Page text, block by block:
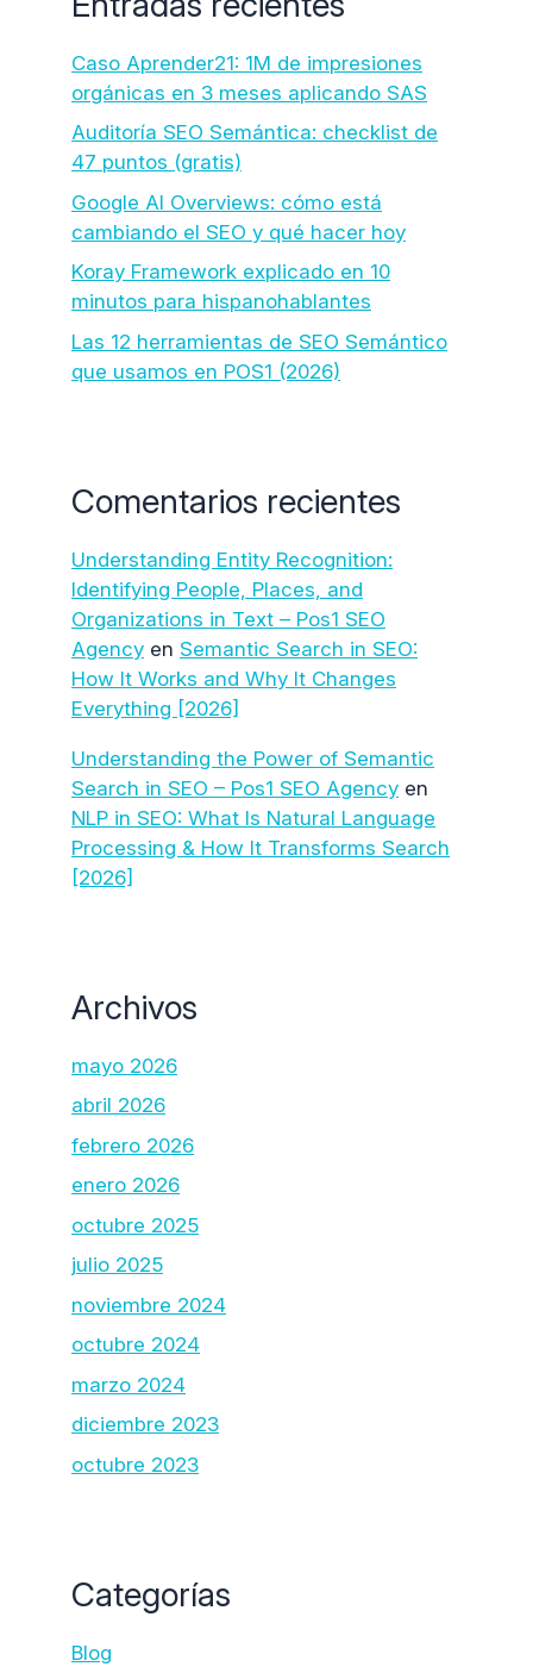
Caso Aprender21: 1M de impresiones
orgánicas en 3 meses aplicando SAS
Auditoría SEO Semántica: checklist de
47 puntos (gratis)
Google AI Overviews: cómo está
cambiando el SEO y qué hacer hoy
Koray Framework explicado en 10
minutos para hispanohablantes
Las 12 herramientas de SEO Semántico
que usamos en POS1 (2026)
Comentarios recientes
Understanding Entity Recognition:
Identifying People, Places, and
Organizations in Text – Pos1 SEO
Agency en Semantic Search in SEO:
How It Works and Why It Changes
Everything [2026]
Understanding the Power of Semantic
Search in SEO – Pos1 SEO Agency en
NLP in SEO: What Is Natural Language
Processing & How It Transforms Search
[2026]
Archivos
mayo 2026
abril 2026
febrero 2026
enero 2026
octubre 2025
julio 2025
noviembre 2024
octubre 2024
marzo 2024
diciembre 2023
octubre 2023
Categorías
Blog